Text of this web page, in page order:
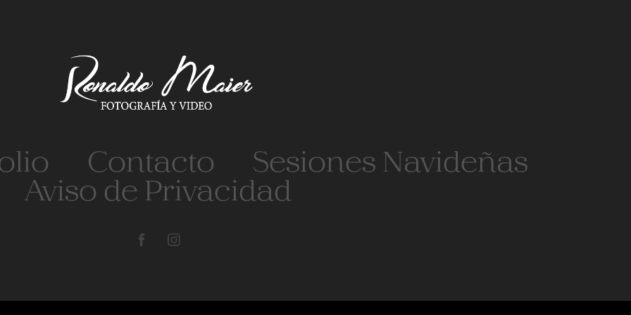
Contacto Sesiones Navideñas
Aviso de Privacidad